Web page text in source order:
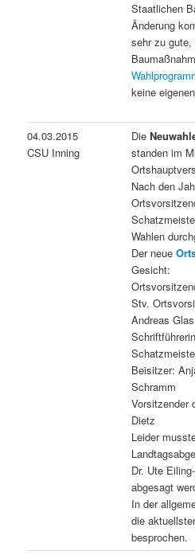
Staatlichen
Änderung
sehr zu
keine
04.03.2015
CSU Inning
Die
standen im
Nach den
Wahlen
Der neue
Gesicht:
Stv.
Andreas Glas
Beisitzer:
Schramm
Vorsitzender
Dietz
Leider
Dr. Ute
abgesagt
In der
die
besprochen.